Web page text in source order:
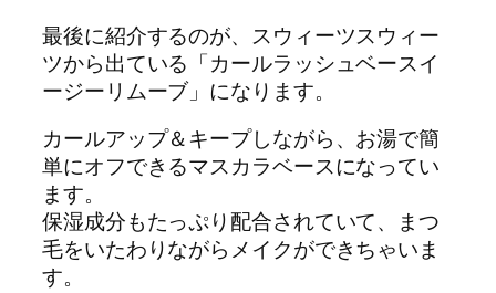
最後に紹介するのが、スウィーツスウィー
ツから出ている「カールラッシュベースイ
ージーリムーブ」になります。
カールアップ＆キープしながら、お湯で簡
単にオフできるマスカラベースになってい
ます。
保湿成分もたっぷり配合されていて、まつ
毛をいたわりながらメイクができちゃいま
す。